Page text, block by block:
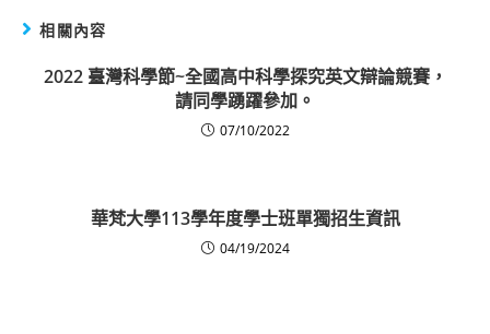
相關內容
2022 臺灣科學節~全國高中科學探究英文辯論競賽，
請同學踴躍參加。
07/10/2022
華梵大學113學年度學士班單獨招生資訊
04/19/2024